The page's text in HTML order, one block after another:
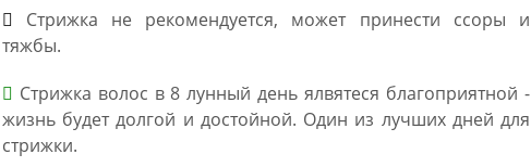
Стрижка не рекомендуется, может принести ссоры и
тяжбы.
Стрижка волос в 8 лунный день ялвятеся благоприятной -
жизнь будет долгой и достойной. Один из лучших дней для
стрижки.